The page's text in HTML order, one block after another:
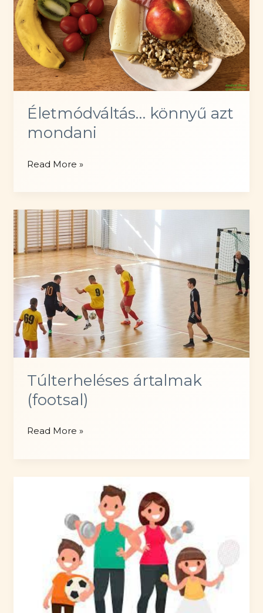
Életmódváltás… könnyű azt
mondani
Életmódváltás…
mondani
Read More »
Túlterheléses ártalmak
(footsal)
Túlterheléses
Read More »